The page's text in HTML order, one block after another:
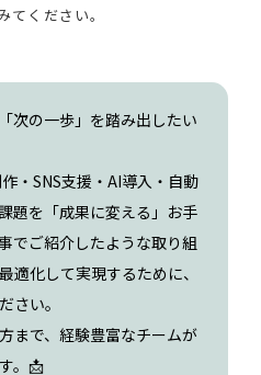
ください。
次の一歩」を踏み出したい
・SNS支援・AI導入・自動
題を「成果に変える」お手
でご紹介したような取り組
適化して実現するために、
さい。
まで、経験豊富なチームが
。📩